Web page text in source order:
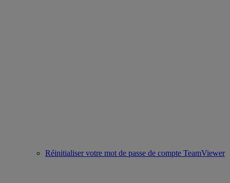
Réinitialiser votre mot de passe de compte TeamViewer